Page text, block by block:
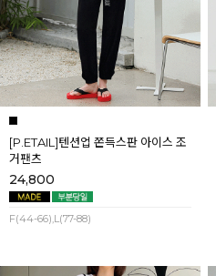
[P.ETAIL]텐션업 쫀득스판 아이스 조
거팬츠
24,800
F(44-66),L(77-88)